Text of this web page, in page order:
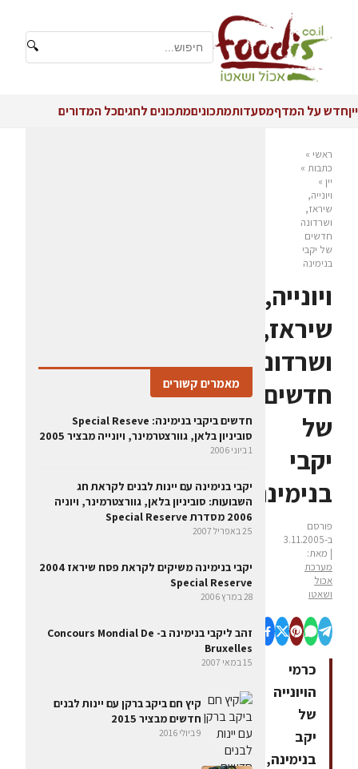
🔍
ייןחדש על המדףמסעדותמתכוניםמתכונים לחגיםכל המדורים
ראשי »
כתבות »
יין »
ויונייה,
שיראז,
ושרדונה
חדשים
של יקבי
בנימינה
ויונייה,
שיראז,
ושרדונה
חדשים
של
יקבי
בנימינה
פורסם
ב-3.11.2005
| מאת:
מערכת
אכול
ושאטו
כרמי
הויונייה
של
יקב
בנימינה,
מאמרים קשורים
חדשים ביקבי בנימינה: Special Reseve
סוביניון בלאן, גוורצטרמינר, ויונייה מבציר 2005
1 ביוני 2006
יקבי בנימינה עם יינות לבנים לקראת חג
השבועות: סוביניון בלאן, גוורצטרמינר, ויוניה
2006 מסדרת Special Reserve
25 באפריל 2007
יקבי בנימינה משיקים לקראת פסח שיראז 2004
Special Reserve
28 במרץ 2006
זהב ליקבי בנימינה ב- Concours Mondial De
Bruxelles
15 במאי 2007
קיץ חם ביקב ברקן עם יינות לבנים
חדשים מבציר 2015
9 ביולי 2016